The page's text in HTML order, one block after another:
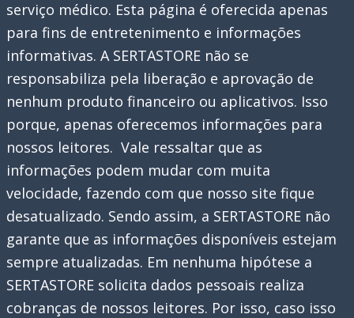
e
jogar
sem
internet
serviço médico. Esta página é oferecida apenas
para fins de entretenimento e informações
informativas. A SERTASTORE não se
responsabiliza pela liberação e aprovação de
nenhum produto financeiro ou aplicativos. Isso
porque, apenas oferecemos informações para
nossos leitores. Vale ressaltar que as
informações podem mudar com muita
velocidade, fazendo com que nosso site fique
desatualizado. Sendo assim, a SERTASTORE não
garante que as informações disponíveis estejam
sempre atualizadas. Em nenhuma hipótese a
SERTASTORE solicita dados pessoais realiza
cobranças de nossos leitores. Por isso, caso isso